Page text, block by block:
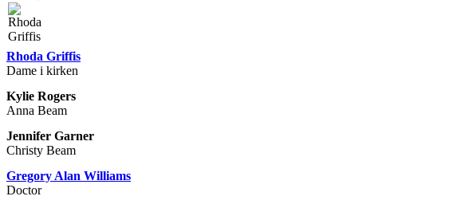
Rhoda Griffis
Dame i kirken
Kylie Rogers
Anna Beam
Jennifer Garner
Christy Beam
Gregory Alan Williams
Doctor